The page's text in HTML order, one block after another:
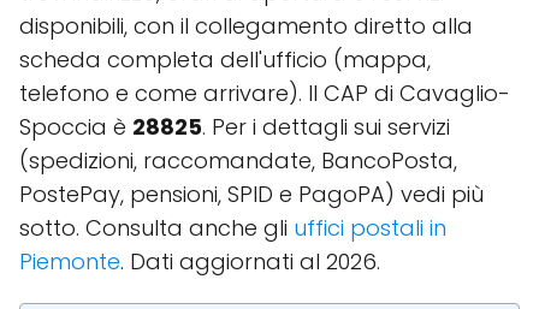
disponibili, con il collegamento diretto alla
scheda completa dell'ufficio (mappa,
telefono e come arrivare). Il CAP di Cavaglio-
Spoccia è 28825. Per i dettagli sui servizi
(spedizioni, raccomandate, BancoPosta,
PostePay, pensioni, SPID e PagoPA) vedi più
sotto. Consulta anche gli uffici postali in
Piemonte. Dati aggiornati al 2026.